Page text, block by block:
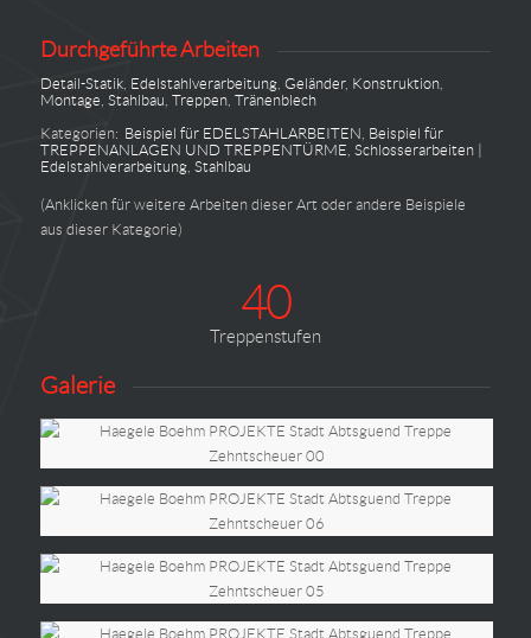
Durchgeführte Arbeiten
Detail-Statik, Edelstahlverarbeitung, Geländer, Konstruktion,
Montage Stahlbau Treppen, Tränenblech
Kategorien: Beispiel für EDELSTAHLARBEITEN Beispiel für
TREPPENANLAGEN UND TREPPENTÜRME Schlosserarbeiten |
Edelstahlverarbeitung, Stahlbau
(Anklicken für weitere Arbeiten dieser Art oder andere Beispiele
aus dieser Kategorie)
40
Treppenstufen
Galerie